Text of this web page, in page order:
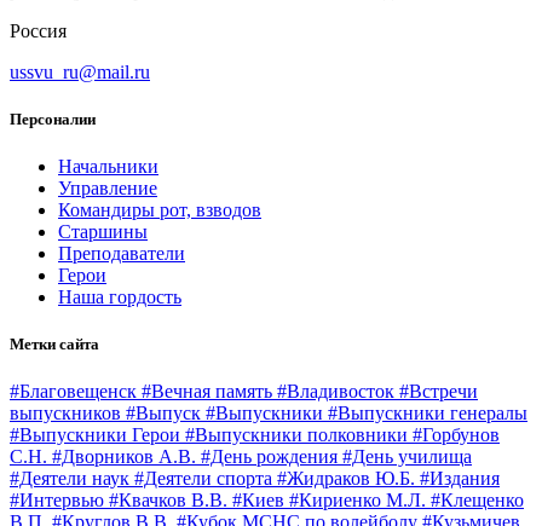
Россия
ussvu_ru@mail.ru
Персоналии
Начальники
Управление
Командиры рот, взводов
Старшины
Преподаватели
Герои
Наша гордость
Метки сайта
#Благовещенск #Вечная память #Владивосток #Встречи
выпускников #Выпуск #Выпускники #Выпускники генералы
#Выпускники Герои #Выпускники полковники #Горбунов
С.Н. #Дворников А.В. #День рождения #День училища
#Деятели наук #Деятели спорта #Жидраков Ю.Б. #Издания
#Интервью #Квачков В.В. #Киев #Кириенко М.Л. #Клещенко